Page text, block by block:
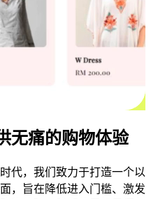
无痛的购物体验
代，我们致力于打造一个以
，旨在降低进入门槛、激发